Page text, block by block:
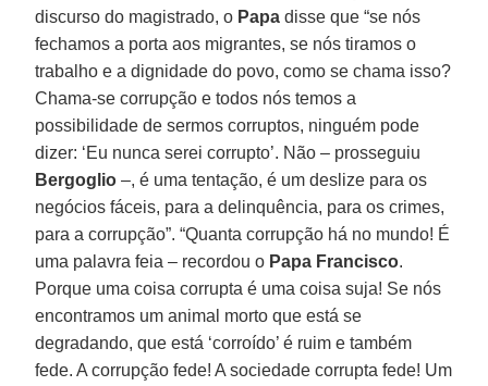
discurso do magistrado, o Papa disse que “se nós
fechamos a porta aos migrantes, se nós tiramos o
trabalho e a dignidade do povo, como se chama isso?
Chama-se corrupção e todos nós temos a
possibilidade de sermos corruptos, ninguém pode
dizer: ‘Eu nunca serei corrupto’. Não – prosseguiu
Bergoglio –, é uma tentação, é um deslize para os
negócios fáceis, para a delinquência, para os crimes,
para a corrupção”. “Quanta corrupção há no mundo! É
uma palavra feia – recordou o Papa Francisco.
Porque uma coisa corrupta é uma coisa suja! Se nós
encontramos um animal morto que está se
degradando, que está ‘corroído’ é ruim e também
fede. A corrupção fede! A sociedade corrupta fede! Um